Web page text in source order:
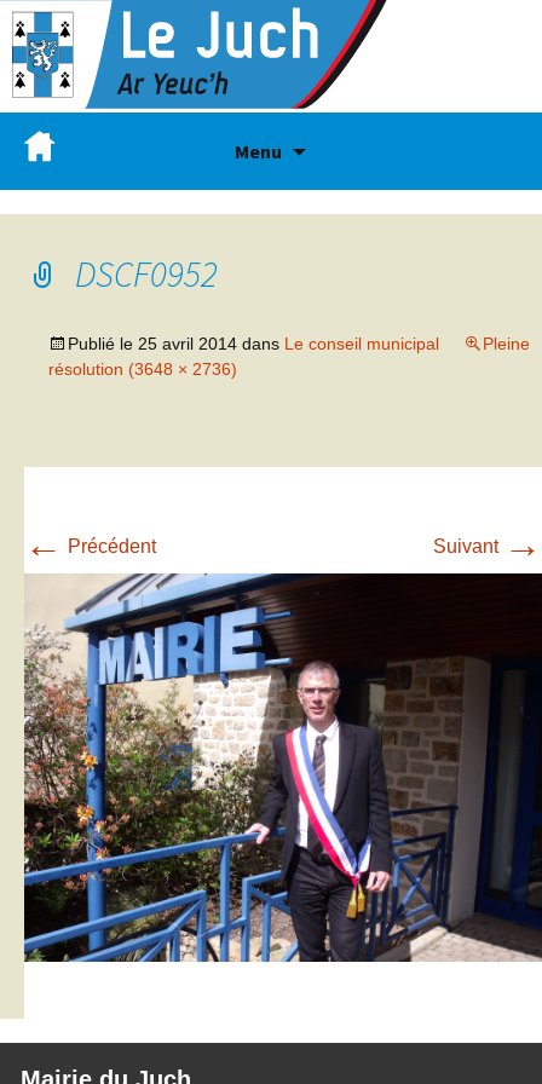
Menu
DSCF0952
Publié le 25 avril 2014 dans Le conseil municipal
Pleine
résolution (3648 × 2736)
← Précédent Suivant →